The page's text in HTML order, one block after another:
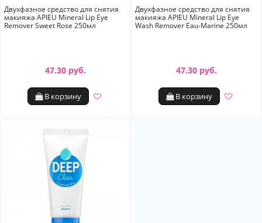
Двухфазное средство для снятия
макияжа APIEU Mineral Lip Eye
Remover Sweet Rose 250мл
47.30 руб.
В корзину
Двухфазное средство для снятия
макияжа APIEU Mineral Lip Eye
Wash Remover Eau-Marine 250мл
47.30 руб.
В корзину